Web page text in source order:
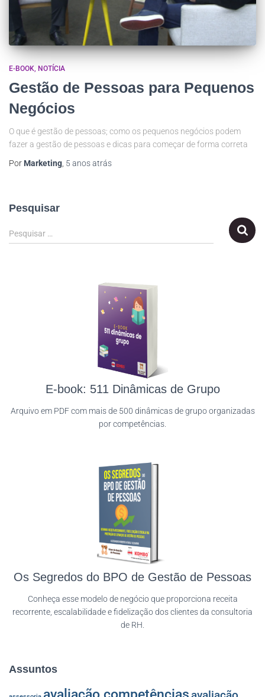
E-BOOK NOTÍCIA
Gestão de Pessoas para Pequenos
Negócios
O que é gestão de pessoas; como os pequenos negócios podem
fazer a gestão de pessoas e dicas para começar de forma correta
Por Marketing 5 anosatrás
Pesquisar
Pesquisar …
E-book: 511 Dinâmicas de Grupo
Arquivo em PDF com mais de 500 dinâmicas de grupo organizadas
por competências.
Os Segredos do BPO de Gestão de Pessoas
Conheça esse modelo de negócio que proporciona receita
recorrente, escalabilidade e fidelização dos clientes da consultoria
de RH.
Assuntos